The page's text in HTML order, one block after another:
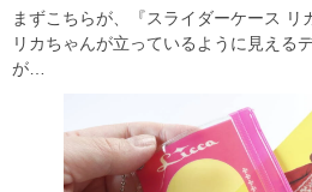
まずこちらが、『スライダーケース リ
リカちゃんが立っているように見える
が…